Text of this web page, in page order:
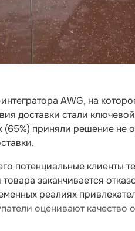
AWG, на
доставки стали
приняли решение не
потенциальные клиенты
заканчивается
реалиях
оценивают качество